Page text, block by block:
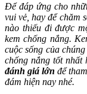
Để đáp ứng cho
vui vẻ, hay để chăm
nào thiếu đi được
kem chống nắng.
cuộc sống của
chống nắng tốt nhất
đánh giá lớn để
đám hiện nay nhé.